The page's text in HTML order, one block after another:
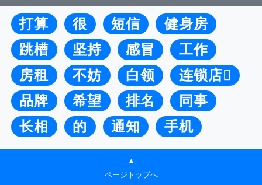
打算 很 短信
健身房
跳槽
坚持 感冒
工作
房租
不妨 白领
连锁店
品牌
希望 排名
同事
长相
的 通知 手机
▲
ページトップへ